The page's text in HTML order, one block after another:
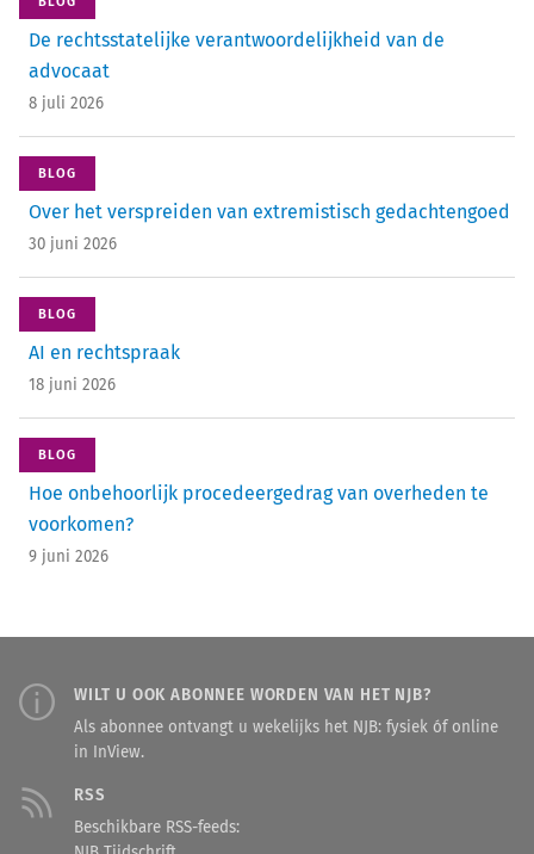
De rechtsstatelijke verantwoordelijkheid van de
advocaat
8 juli 2026
BLOG
Over het verspreiden van extremistisch gedachtengoed
30 juni 2026
BLOG
AI en rechtspraak
18 juni 2026
BLOG
Hoe onbehoorlijk procedeergedrag van overheden te
voorkomen?
9 juni 2026
WILT U OOK ABONNEE WORDEN VAN HET NJB?
Als abonnee ontvangt u wekelijks het NJB: fysiek óf online
in InView.
RSS
Beschikbare RSS-feeds: